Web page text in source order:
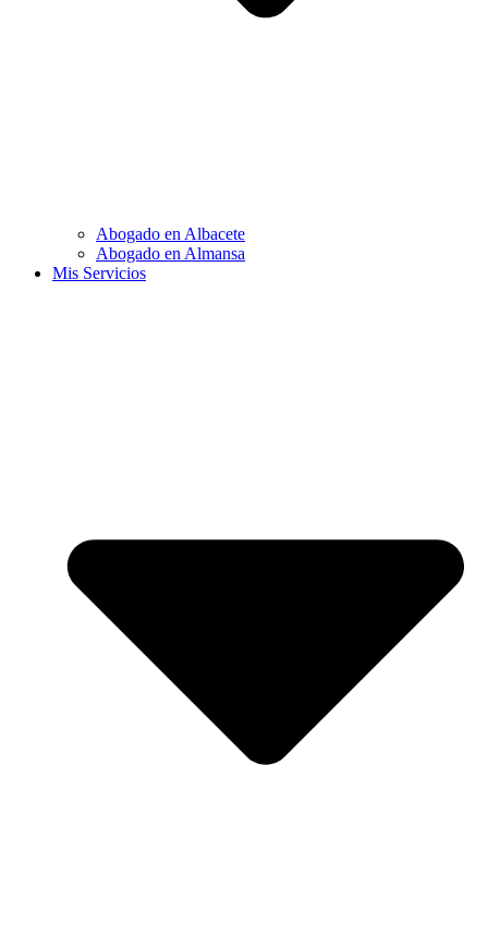
Abogado en Albacete
Abogado en Almansa
Mis Servicios